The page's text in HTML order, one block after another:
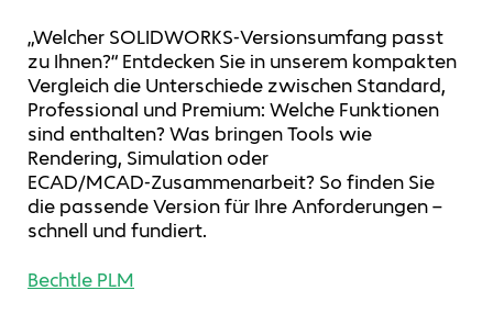
„Welcher SOLIDWORKS‑Versionsumfang passt
zu Ihnen?“ Entdecken Sie in unserem kompakten
Vergleich die Unterschiede zwischen Standard,
Professional und Premium: Welche Funktionen
sind enthalten? Was bringen Tools wie
Rendering, Simulation oder
ECAD/MCAD‑Zusammenarbeit? So finden Sie
die passende Version für Ihre Anforderungen –
schnell und fundiert.
Bechtle PLM